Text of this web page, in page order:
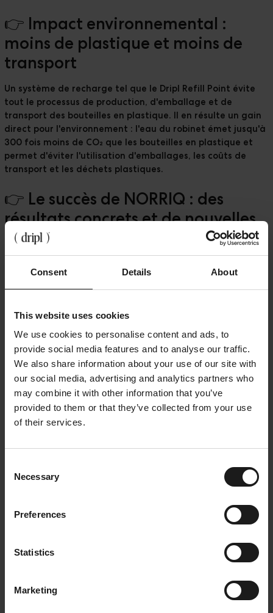
Consent Details About
This website uses cookies
We use cookies to personalise content and ads, to
provide social media features and to analyse our traffic.
We also share information about your use of our site with
our social media, advertising and analytics partners who
may combine it with other information that you’ve
provided to them or that they’ve collected from your use
of their services.
Selection
Necessary
Preferences
Statistics
Marketing
👉 Impact environnemental :
moins de plastique et moins de
transport
Un système de recharge tel que le Dripl Refill Point évite
tout le processus de production, d'emballage et de
transport des bouteilles en plastique. Il en résulte un gain
direct pour l'environnement : l'eau du robinet émet jusqu'à
300 fois moins de CO₂ que les bouteilles en plastique et
permet d'éviter l'utilisation d'emballages, les coûts de
transport et les déchets plastiques.
👉 Le succès de NORRIQ : des
résultats concrets et de nouvelles
habitudes
Le résultat ? Plus de 57 973 emballages évités et une
économie de 4 344 kg d'équivalent CO₂. De plus,
mais comme un agréable moment de convivialité !
‍Makeswitch : intelligent,
durable et facile
Pourquoi se contenter d'une machine énergivore qui ne
fait que vous donner plus de travail ? Avec les points de
recharge Dripl, vous disposez d'une solution durable au
l'environnement.
Demandez un devis dès aujourd'hui et découvrez comment
minimiser vos coûts et votre impact avec Dripl.
Vraag een gratis tasting box aan en ontdek
onze smaken.